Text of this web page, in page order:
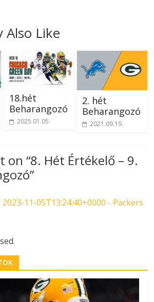
Also Like
18.hét
Beharangozó
2025.01.05.
2. hét
Beharangozó
2021.09.19.
on “8. Hét Értékelő – 9.
”
11-05T13:24:40+0000 - Packers